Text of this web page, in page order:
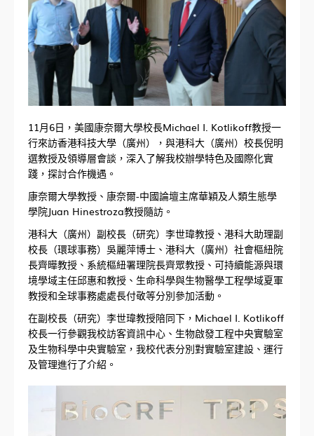
11月6日，美國康奈爾大學校長Michael I. Kotlikoff教授一
行來訪香港科技大學（廣州），與港科大（廣州）校長倪明
選教授及領導層會談，深入了解我校辦學特色及國際化實
踐，探討合作機遇。
康奈爾大學教授、康奈爾-中國論壇主席華穎及人類生態學
學院Juan Hinestroza教授隨訪。
港科大（廣州）副校長（研究）李世瑋教授、港科大助理副
校長（環球事務）吳麗萍博士、港科大（廣州）社會樞紐院
長齊曄教授、系統樞紐署理院長齊眾教授、可持續能源與環
境學域主任邱惠和教授、生命科學與生物醫學工程學域夏軍
教授和全球事務處處長付敬等分別參加活動。
在副校長（研究）李世瑋教授陪同下，Michael I. Kotlikoff
校長一行參觀我校訪客資訊中心、生物啟發工程中央實驗室
及生物科學中央實驗室，我校代表分別對實驗室建設、運行
及管理進行了介紹。